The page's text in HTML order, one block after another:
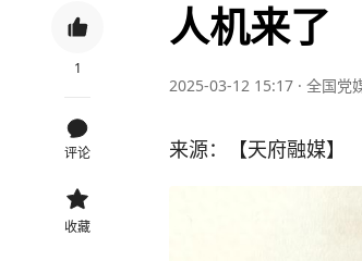
1
评论
收藏
人机来了
2025-03-12 15:17 · 全国党
来源：【天府融媒】